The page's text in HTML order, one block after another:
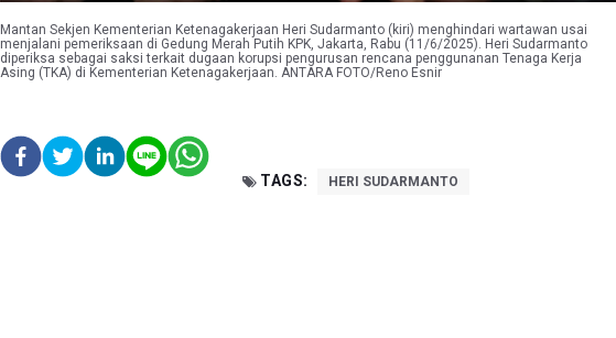
Mantan Sekjen Kementerian Ketenagakerjaan Heri Sudarmanto (kiri) menghindari wartawan usai
menjalani pemeriksaan di Gedung Merah Putih KPK, Jakarta, Rabu (11/6/2025). Heri Sudarmanto
diperiksa sebagai saksi terkait dugaan korupsi pengurusan rencana penggunanan Tenaga Kerja
Asing (TKA) di Kementerian Ketenagakerjaan. ANTARA FOTO/Reno Esnir
TAGS: HERI SUDARMANTO